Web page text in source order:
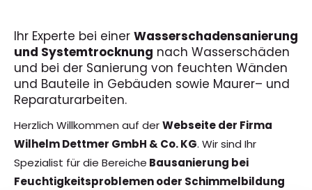
Ihr Experte bei einer Wasserschadensanierung
und Systemtrocknung nach Wasserschäden
und bei der Sanierung von feuchten Wänden
und Bauteile in Gebäuden sowie Maurer– und
Reparaturarbeiten.
Herzlich Willkommen auf derWebseite der Firma
Wilhelm Dettmer GmbH & Co. KG. Wir sind Ihr
Spezialist für die Bereiche Bausanierung bei
Feuchtigkeitsproblemen oder Schimmelbildung